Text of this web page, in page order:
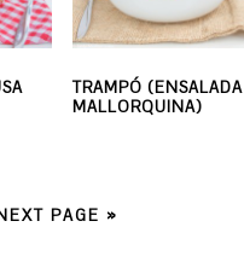
TRAMPÓ (ENSALADA
MALLORQUINA)
PAGE »